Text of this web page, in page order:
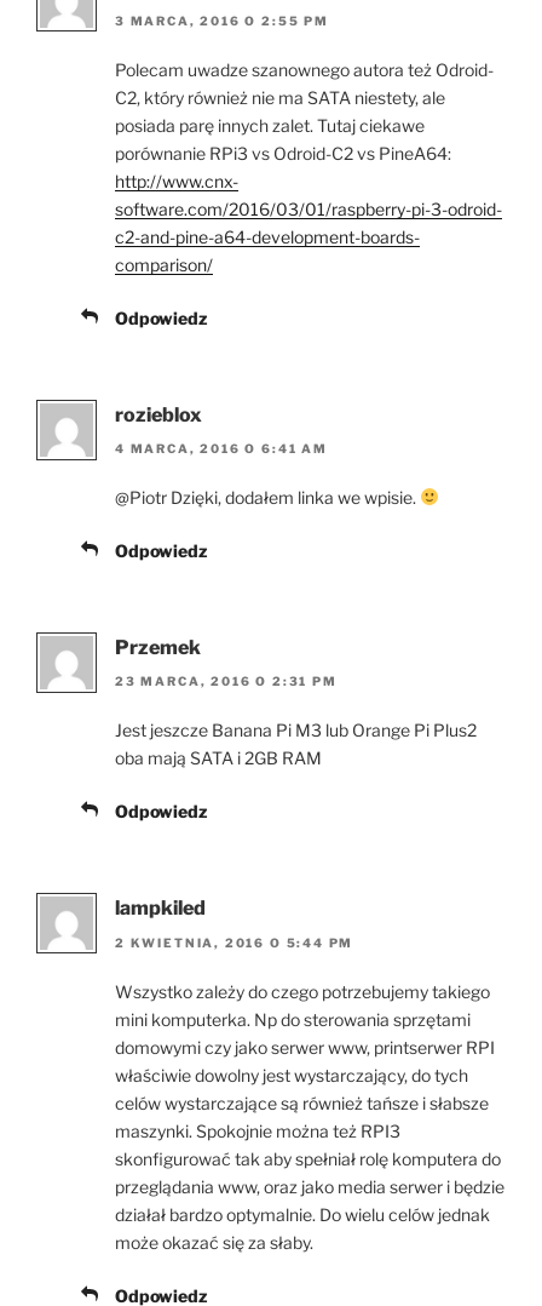
3 MARCA, 2016 O 2:55 PM
Polecam uwadze szanownego autora też Odroid-
C2, który również nie ma SATA niestety, ale
posiada parę innych zalet. Tutaj ciekawe
porównanie RPi3 vs Odroid-C2 vs PineA64:
http://www.cnx-
software.com/2016/03/01/raspberry-pi-3-odroid-
c2-and-pine-a64-development-boards-
comparison/
Odpowiedz
rozieblox
4 MARCA, 2016 O 6:41 AM
@Piotr Dzięki, dodałem linka we wpisie.
Odpowiedz
Przemek
23 MARCA, 2016 O 2:31 PM
Jest jeszcze Banana Pi M3 lub Orange Pi Plus2
oba mają SATA i 2GB RAM
Odpowiedz
lampkiled
2 KWIETNIA, 2016 O 5:44 PM
Wszystko zależy do czego potrzebujemy takiego
mini komputerka. Np do sterowania sprzętami
domowymi czy jako serwer www, printserwer RPI
właściwie dowolny jest wystarczający, do tych
celów wystarczające są również tańsze i słabsze
maszynki. Spokojnie można też RPI3
skonfigurować tak aby spełniał rolę komputera do
przeglądania www, oraz jako media serwer i będzie
działał bardzo optymalnie. Do wielu celów jednak
może okazać się za słaby.
Odpowiedz